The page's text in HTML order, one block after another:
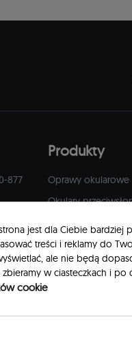
877
Produkty
Oprawy okularowe
Okulary
Mężczyzna
Dziecko
jest dla Ciebie bardziej
treści i reklamy do
ale nie będą
w ciasteczkach i po
cookie